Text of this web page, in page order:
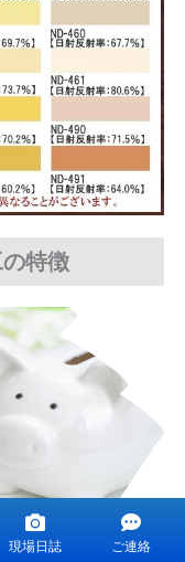
の特徴
現場日誌 ご連絡